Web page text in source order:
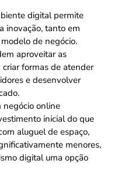
digital permite
inovação, tanto em
de negócio.
aproveitar as
formas de atender
e desenvolver
negócio online
inicial do que
aluguel de espaço,
menores,
digital uma opção